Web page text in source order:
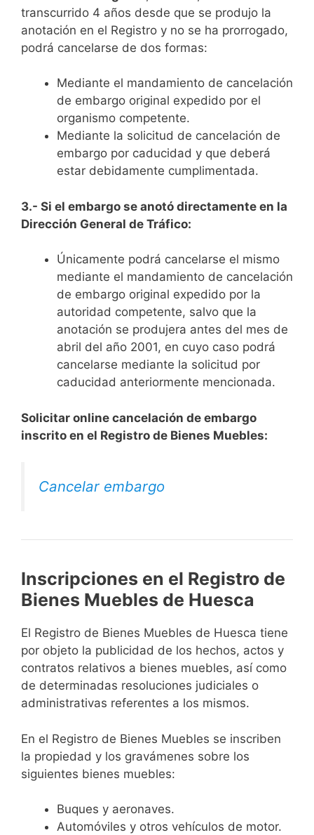
transcurrido 4 años desde que se produjo la
anotación en el Registro y no se ha prorrogado,
podrá cancelarse de dos formas:
Mediante el mandamiento de cancelación
de embargo original expedido por el
organismo competente.
Mediante la solicitud de cancelación de
embargo por caducidad y que deberá
estar debidamente cumplimentada.
3.- Si el embargo se anotó directamente en la
Dirección General de Tráfico:
Únicamente podrá cancelarse el mismo
mediante el mandamiento de cancelación
de embargo original expedido por la
autoridad competente, salvo que la
anotación se produjera antes del mes de
abril del año 2001, en cuyo caso podrá
cancelarse mediante la solicitud por
caducidad anteriormente mencionada.
Solicitar online cancelación de embargo
inscrito en el Registro de Bienes Muebles:
Cancelar embargo
Inscripciones en el Registro de
Bienes Muebles de Huesca
El Registro de Bienes Muebles de Huesca tiene
por objeto la publicidad de los hechos, actos y
contratos relativos a bienes muebles, así como
de determinadas resoluciones judiciales o
administrativas referentes a los mismos.
En el Registro de Bienes Muebles se inscriben
la propiedad y los gravámenes sobre los
siguientes bienes muebles:
Buques y aeronaves.
Automóviles y otros vehículos de motor.